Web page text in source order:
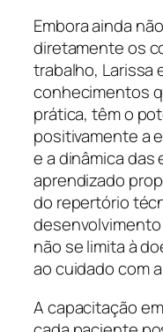
Embora ainda
diretamente os
trabalho, Larissa
conhecimentos
prática, têm o
positivamente a
e a dinâmica das
aprendizado
do repertório
não se limita à
ao cuidado com
A capacitação